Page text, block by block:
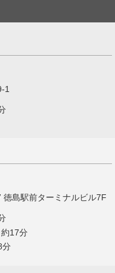
1
島駅前ターミナルビル7F
17分
分